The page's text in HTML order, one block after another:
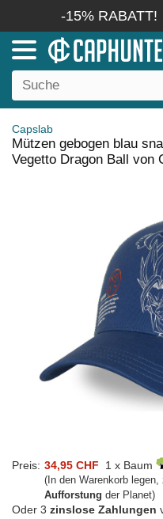
-15% RABATT!
Capslab
Mützen gebogen blau
Vegetto Dragon Ball von
Preis: 34,95 CHF 1 x Baum
(In den Warenkorb
Aufforstung der Planet)
Oder 3 zinslose Zahlungen